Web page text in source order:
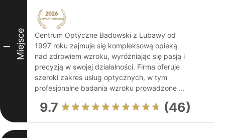
I Miejsce
Centrum Optyczne Badowski z Lubawy od
1997 roku zajmuje się kompleksową opieką
nad zdrowiem wzroku, wyróżniając się pasją i
precyzją w swojej działalności. Firma oferuje
szeroki zakres usług optycznych, w tym
profesjonalne badania wzroku prowadzone ...
9.7 (46)